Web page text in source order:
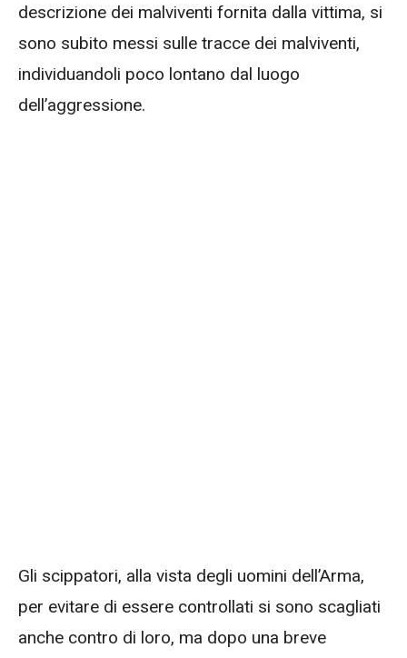
descrizione dei malviventi fornita dalla vittima, si
sono subito messi sulle tracce dei malviventi,
individuandoli poco lontano dal luogo
dell’aggressione.
Gli scippatori, alla vista degli uomini dell’Arma,
per evitare di essere controllati si sono scagliati
anche contro di loro, ma dopo una breve